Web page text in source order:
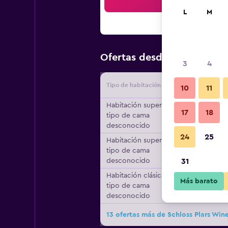
Ofertas desde Oferta
Tipo de habitación
Habitación superior,
tipo de cama
desconocido
Habitación superior,
tipo de cama
desconocido
Habitación clásica,
tipo de cama
desconocido
13 ofertas más de Schloss Plars
L M
3 4
10 11
17 18
24 25
31
Más barato